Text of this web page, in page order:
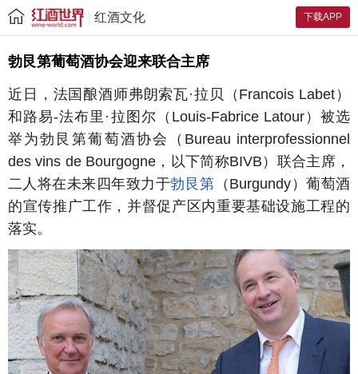
下载APP
红酒文化
勃艮第葡萄酒协会迎来联合主席
近日，法国酿酒师弗朗索瓦·拉贝（Francois Labet）
和路易-法布里·拉图尔（Louis-Fabrice Latour）被选
举为勃艮第葡萄酒协会（Bureau interprofessionnel
des vins de Bourgogne，以下简称BIVB）联合主席，
二人将在未来四年致力于勃艮第 （Burgundy）葡萄酒
的宣传推广工作，并督促产区内重要基础设施工程的
落实。